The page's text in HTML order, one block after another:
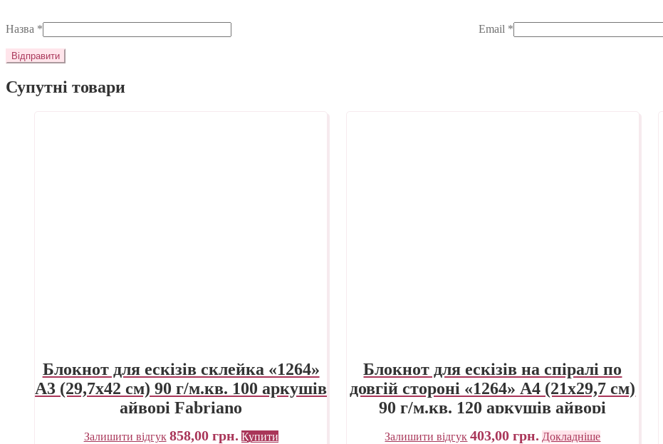
Назва * Email *
Супутні товари
Блокнот для ескізів склейка «1264»
А3 (29,7х42 см) 90 г/м.кв. 100 аркушів
айворі Fabriano
Залишити відгук 858,00 грн. Купити
Блокнот для ескізів на спіралі по
довгій стороні «1264» А4 (21х29,7 см)
90 г/м.кв. 120 аркушів айворі
Fabriano
Залишити відгук 403,00грн. Докладніше